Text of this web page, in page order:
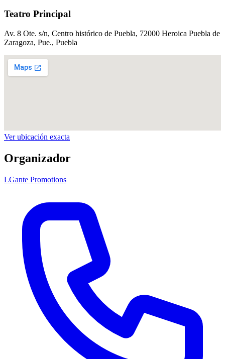
Teatro Principal
Av. 8 Ote. s/n, Centro histórico de Puebla, 72000 Heroica Puebla de
Zaragoza, Pue., Puebla
Ver ubicación exacta
Organizador
LGante Promotions